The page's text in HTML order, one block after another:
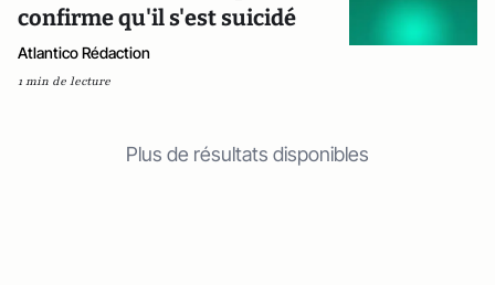
confirme qu'il s'est suicidé
Atlantico Rédaction
1 min de lecture
Plus de résultats disponibles